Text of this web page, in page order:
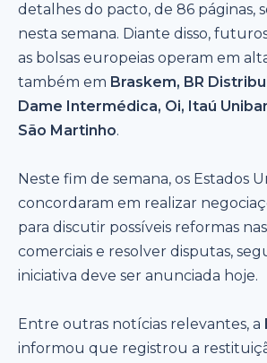
detalhes do pacto, de 86 páginas,
nesta semana. Diante disso,
as bolsas europeias operam em
também em Braskem, BR
Dame Intermédica, Oi, Itaú
São Martinho.
Neste fim de semana, os Estados
concordaram em realizar
para discutir possíveis reformas
comerciais e resolver disputas,
iniciativa deve ser anunciada hoje.
Entre outras notícias relevantes, a
informou que registrou a